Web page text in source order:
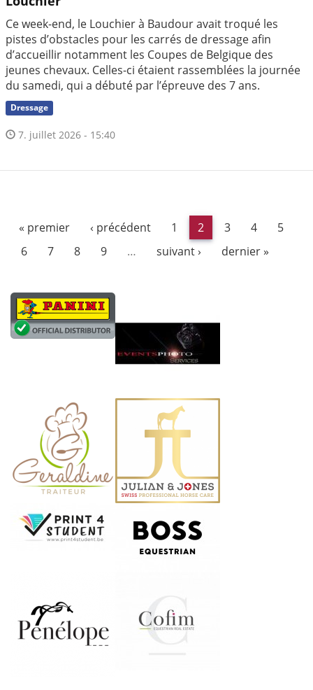
Ce week-end, le Louchier à Baudour avait troqué les
pistes d’obstacles pour les carrés de dressage afin
d’accueillir notamment les Coupes de Belgique des
jeunes chevaux. Celles-ci étaient rassemblées la journée
du samedi, qui a débuté par l’épreuve des 7 ans.
Dressage
7. juillet 2026 - 15:40
« premier ‹ précédent 1 2 3 4
5
6
7 8 9 … suivant › dernier »